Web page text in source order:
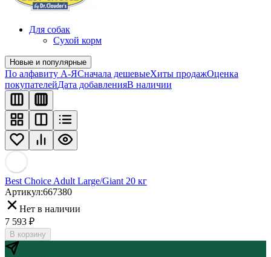
Для собак
Сухой корм
Новые и популярные
По алфавиту А-ЯСначала дешевыеХиты продажОценка
покупателейДата добавленияВ наличии
Best Choice Adult Large/Giant 20 кг
Артикул:667380
Нет в наличии
7 593 ₽
В корзину